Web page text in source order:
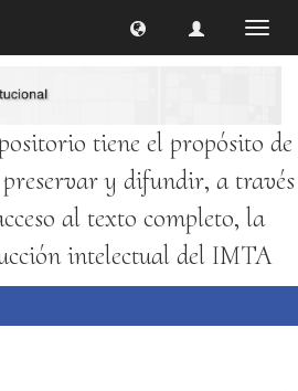
tiene el propósito de
y difundir, a través
al texto completo, la
intelectual del IMTA